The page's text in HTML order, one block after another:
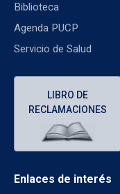
Biblioteca
Agenda PUCP
Servicio de Salud
LIBRO DE
RECLAMACIONES
Enlaces de interés